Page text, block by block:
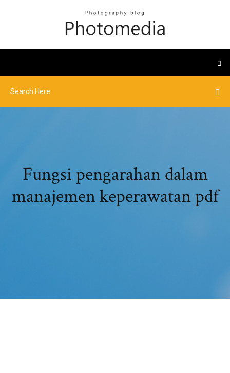
Fungsi pengarahan dalam
manajemen keperawatan pdf